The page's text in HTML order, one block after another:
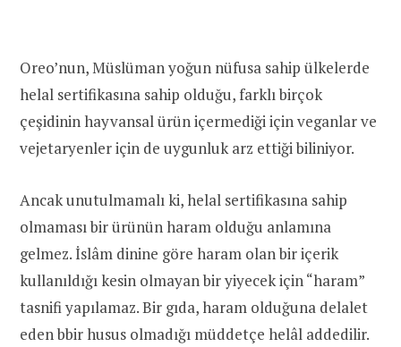
Oreo’nun, Müslüman yoğun nüfusa sahip ülkelerde
helal sertifikasına sahip olduğu, farklı birçok
çeşidinin hayvansal ürün içermediği için veganlar ve
vejetaryenler için de uygunluk arz ettiği biliniyor.
Ancak unutulmamalı ki, helal sertifikasına sahip
olmaması bir ürünün haram olduğu anlamına
gelmez. İslâm dinine göre haram olan bir içerik
kullanıldığı kesin olmayan bir yiyecek için “haram”
tasnifi yapılamaz. Bir gıda, haram olduğuna delalet
eden bbir husus olmadığı müddetçe helâl addedilir.